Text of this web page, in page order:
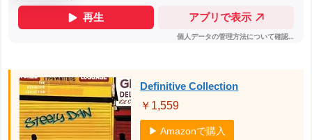
Definitive Collection
￥1,559
▶ Amazonで購入